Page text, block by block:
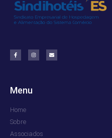
Menu
Home
Sobre
Associados